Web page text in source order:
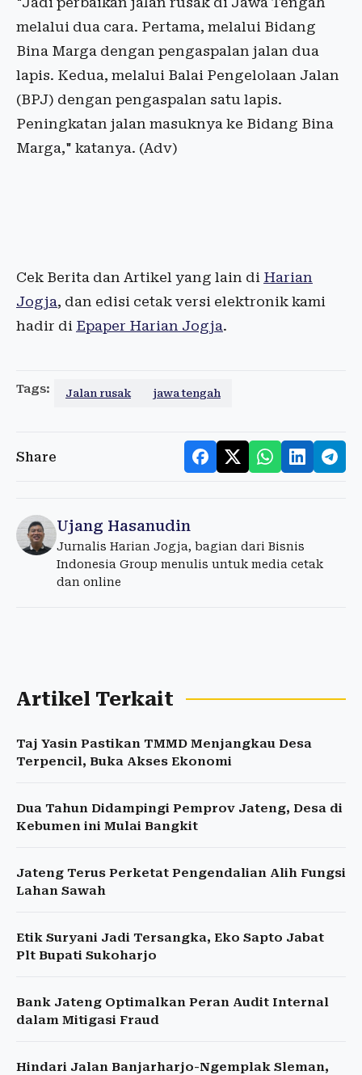
melalui dua cara. Pertama, melalui Bidang
Bina Marga dengan pengaspalan jalan dua
lapis. Kedua, melalui Balai Pengelolaan Jalan
(BPJ) dengan pengaspalan satu lapis.
Peningkatan jalan masuknya ke Bidang Bina
Marga," katanya. (Adv)
Cek Berita dan Artikel yang lain di Harian
Jogja, dan edisi cetak versi elektronik kami
hadir di Epaper Harian Jogja.
Tags: Jalan rusak jawa tengah
Share
Ujang Hasanudin
Jurnalis Harian Jogja, bagian dari Bisnis
Indonesia Group menulis untuk media cetak
dan online
Artikel Terkait
Taj Yasin Pastikan TMMD Menjangkau Desa
Terpencil, Buka Akses Ekonomi
Dua Tahun Didampingi Pemprov Jateng, Desa di
Kebumen ini Mulai Bangkit
Jateng Terus Perketat Pengendalian Alih Fungsi
Lahan Sawah
Etik Suryani Jadi Tersangka, Eko Sapto Jabat
Plt Bupati Sukoharjo
Bank Jateng Optimalkan Peran Audit Internal
dalam Mitigasi Fraud
Hindari Jalan Banjarharjo-Ngemplak Sleman,